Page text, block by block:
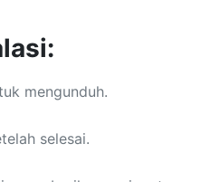
mengunduh.
selesai.